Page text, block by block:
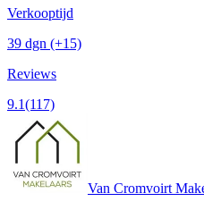
Verkooptijd
39 dgn (+15)
Reviews
9.1(117)
Van Cromvoirt